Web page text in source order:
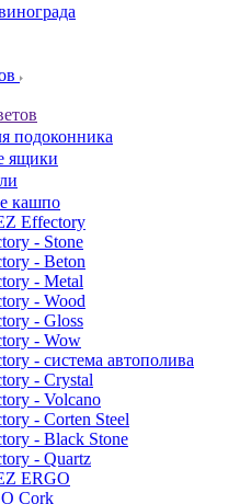
подоконника
ящики
кашпо
Effectory
- Stone
- Beton
- Metal
- Wood
- Gloss
- Wow
- система автополива
- Crystal
- Volcano
- Corten Steel
- Black Stone
- Quartz
ERGO
Cork